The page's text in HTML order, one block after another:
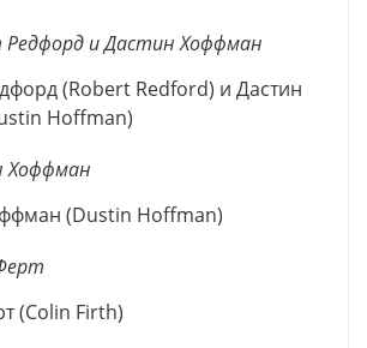
Редфорд и Дастин Хоффман
Хоффман